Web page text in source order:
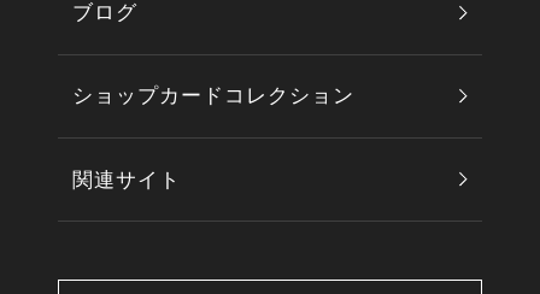
ブログ
ショップカードコレクション
関連サイト